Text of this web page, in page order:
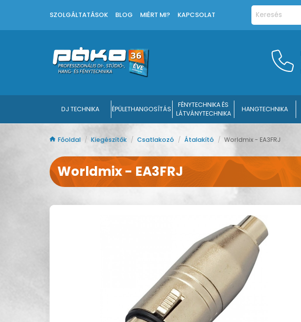
SZOLGÁLTATÁSOK BLOG MIÉRT MI? KAPCSOLAT
DJ TECHNIKA ÉPÜLETHANGOSÍTÁS
FÉNYTECHNIKA ÉS
LÁTVÁNYTECHNIKA
HANGTECHNIKA
Főoldal / Kiegészítők / Csatlakozó / Átalakító / Worldmix - EA3FRJ
Worldmix - EA3FRJ